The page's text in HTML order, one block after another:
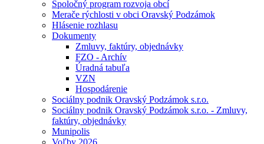
Spoločný program rozvoja obcí
Merače rýchlosti v obci Oravský Podzámok
Hlásenie rozhlasu
Dokumenty
Zmluvy, faktúry, objednávky
FZO - Archív
Úradná tabuľa
VZN
Hospodárenie
Sociálny podnik Oravský Podzámok s.r.o.
Sociálny podnik Oravský Podzámok s.r.o. - Zmluvy,
faktúry, objednávky
Munipolis
Voľby 2026